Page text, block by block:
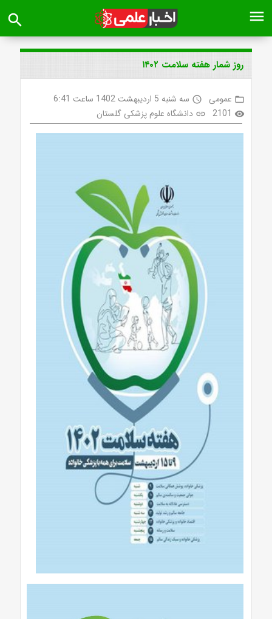
menu
search
روز شمار هفته سلامت ۱۴۰۲
folder_open عمومی access_time سه شنبه 5 اردیبهشت 1402 ساعت 6:41
visibility
2101
link دانشگاه علوم پزشکی گلستان